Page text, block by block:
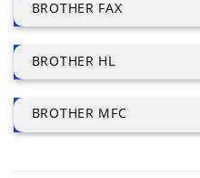
BROTHER FAX
BROTHER HL
BROTHER MFC